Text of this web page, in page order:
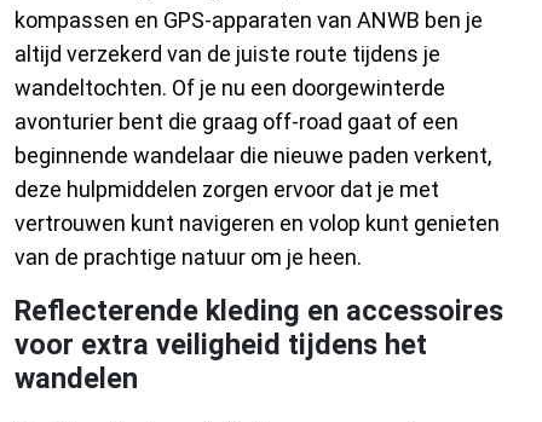
kompassen en GPS-apparaten van ANWB ben je
altijd verzekerd van de juiste route tijdens je
wandeltochten. Of je nu een doorgewinterde
avonturier bent die graag off-road gaat of een
beginnende wandelaar die nieuwe paden verkent,
deze hulpmiddelen zorgen ervoor dat je met
vertrouwen kunt navigeren en volop kunt genieten
van de prachtige natuur om je heen.
Reflecterende kleding en accessoires
voor extra veiligheid tijdens het
wandelen